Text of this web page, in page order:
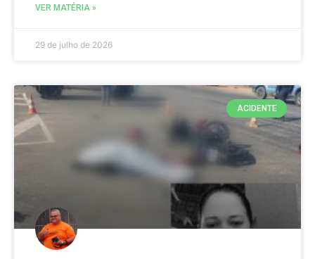
VER MATÉRIA »
29 de julho de 2026
ACIDENTE